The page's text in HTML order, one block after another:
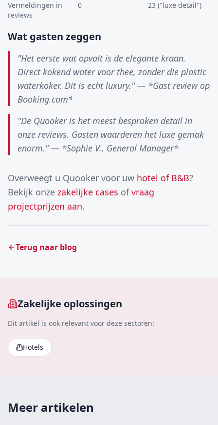
Vermeldingen in
reviews
0 23 ("luxe detail")
Wat gasten zeggen
"Het eerste wat opvalt is de elegante kraan.
Direct kokend water voor thee, zonder die plastic
waterkoker. Dit is echt luxury." — *Gast review op
Booking.com*
"De Quooker is het meest besproken detail in
onze reviews. Gasten waarderen het luxe gemak
enorm." — *Sophie V., General Manager*
Overweegt u Quooker voor uw hotel of B&B?
Bekijk onze zakelijke cases ofvraag
projectprijzen aan.
Terug naar blog
Zakelijke oplossingen
Dit artikel is ook relevant voor deze sectoren:
Hotels
Meer artikelen